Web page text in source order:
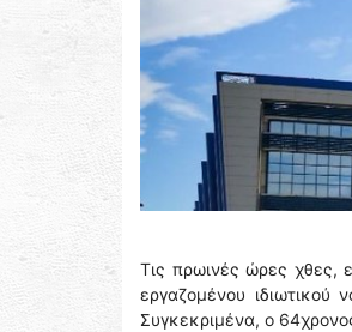
Τις πρωινές ώρες χθες,
εργαζομένου
Συγκεκριμένα, ο